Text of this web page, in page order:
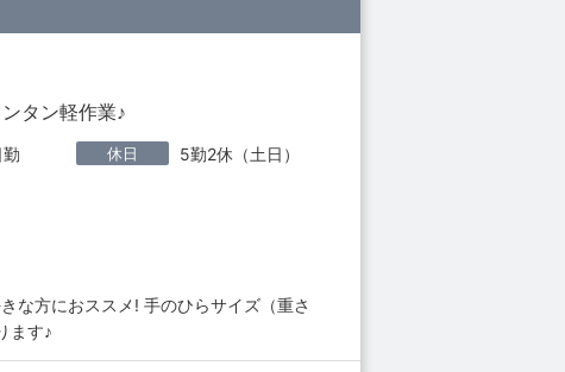
タン軽作業♪
勤 休日 5勤2休（土日）
な方におススメ! 手のひらサイズ（重さ
ます♪